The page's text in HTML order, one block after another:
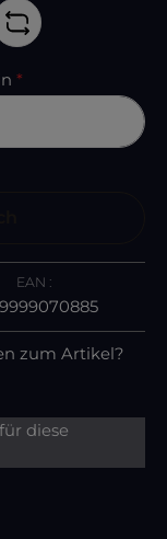
*
EAN :
zum Artikel?
diese